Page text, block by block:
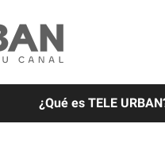
¿Qué es TELE